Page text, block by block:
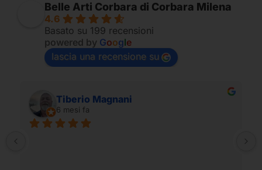
Belle Arti Corbara di Corbara Milena
4.6
Basato su 199 recensioni
powered by Google
lascia una recensione su
Tiberio Magnani
6 mesi fa